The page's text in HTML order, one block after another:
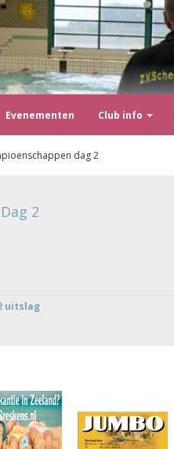
Evenementen Club info
dag 2
2
uitslag